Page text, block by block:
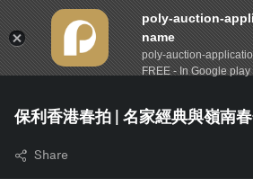
保利香港春拍 | 名家經典與嶺南
Share
poly-auction-
name
poly-auction-
FREE - In Google play